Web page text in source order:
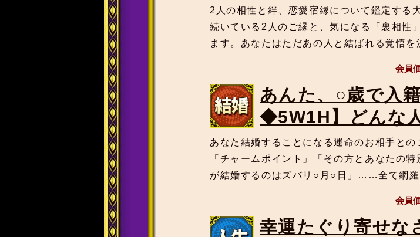
2人の相性と絆、恋愛宿縁について鑑定する
続いている2人のご縁と、気になる「裏相性
ます。あなたはただあの人と結ばれる覚悟を
会員
あんた、○歳で入
◆5W1H】どんな
あなた結婚することになる運命のお相手との
「チャームポイント」「その方とあなたの
が結婚するのはズバリ○月○日」……全て網羅
会員
幸運たぐり寄せな